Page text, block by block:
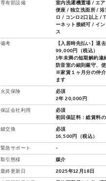
専有部設備
室内洗濯機置場 / エ
便座 / 独立洗面所 /
ロ / コンロ2口以上 /
ーネット接続可 / イ
ス
備考
【入居時先払い】退
99,000円（税込）
1年未満の短期解約違
防音室の細則厳守、
※家賃１ヶ月分の仲
ます
火災保険
必須
2年 20,000円
保証会社利用
必須
初回保証料：総賃料
鍵交換
必須
16,500円（税込）
緊急サポート -
取引態様 媒介
最終更新日 2025年12月18日